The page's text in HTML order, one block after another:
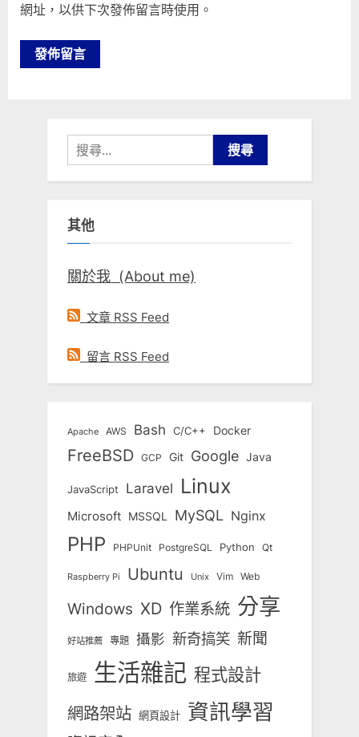
網址，以供下次發佈留言時使用。
搜
尋
關
字:
其他
關於我 (About me)
文章 RSS Feed
留言 RSS Feed
Apache AWS Bash C/C++ Docker
FreeBSD GCP Git Google Java
JavaScript Laravel Linux
Microsoft MSSQL MySQL Nginx
PHP PHPUnit PostgreSQL Python Qt
Raspberry Pi Ubuntu Unix Vim Web
Windows XD 作業系統 分享
好站推薦 專題 攝影 新奇搞笑 新聞
旅遊 生活雜記 程式設計
網路架站 網頁設計 資訊學習